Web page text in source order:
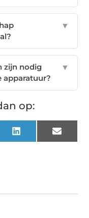
▼
zijn nodig
apparatuur?
▼
op:
LinkedIn Email